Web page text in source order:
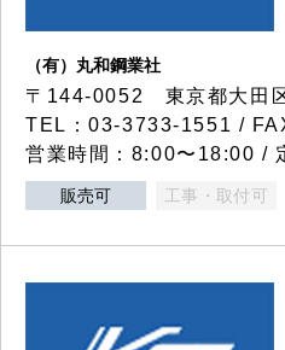
（有）丸和鋼業社
〒144-0052 東京都大田
TEL：03-3733-1551 /
営業時間：8:00〜18:00 /
販売可 工事・取付可